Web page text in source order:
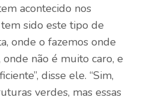
acontecido nos
sido este tipo de
onde o fazemos onde
não é muito caro, e
disse ele. “Sim,
verdes, mas essas